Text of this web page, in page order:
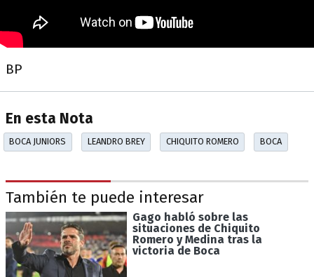
BP
En esta Nota
BOCA JUNIORS LEANDRO BREY CHIQUITO ROMERO BOCA
También te puede interesar
Gago habló sobre las
situaciones de Chiquito
Romero y Medina tras la
victoria de Boca